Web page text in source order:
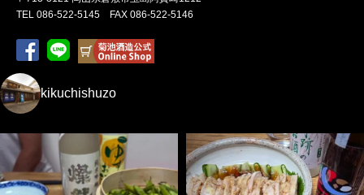
TEL 086-522-5145 FAX 086-522-5146
kikuchishuzo